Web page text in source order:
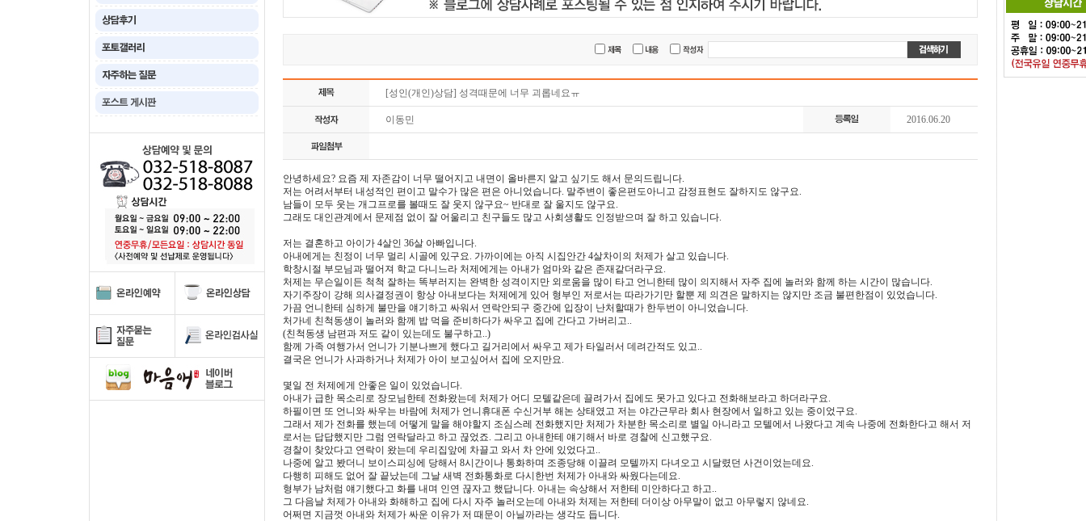
[성인(개인)상담] 성격때문에 너무 괴롭네요ㅠ
이동민 2016.06.20
안녕하세요? 요즘 제 자존감이 너무 떨어지고 내면이 올바른지 알고 싶기도 해서 문의드립니다.
저는 어려서부터 내성적인 편이고 말수가 많은 편은 아니었습니다. 말주변이 좋은편도아니고 감정표현도 잘하지도 않구요.
남들이 모두 웃는 개그프로를 볼때도 잘 웃지 않구요~ 반대로 잘 울지도 않구요.
그래도 대인관계에서 문제점 없이 잘 어울리고 친구들도 많고 사회생활도 인정받으며 잘 하고 있습니다.
저는 결혼하고 아이가 4살인 36살 아빠입니다.
아내에게는 친정이 너무 멀리 시골에 있구요. 가까이에는 아직 시집안간 4살차이의 처제가 살고 있습니다.
학창시절 부모님과 떨어져 학교 다니느라 처제에게는 아내가 엄마와 같은 존재같더라구요.
처제는 무슨일이든 척척 잘하는 똑부러지는 완벽한 성격이지만 외로움을 많이 타고 언니한테 많이 의지해서 자주 집에 놀러와 함께 하는 시간이 많습니다.
자기주장이 강해 의사결정권이 항상 아내보다는 처제에게 있어 형부인 저로서는 따라가기만 할뿐 제 의견은 말하지는 않지만 조금 불편한점이 있었습니다.
가끔 언니한테 심하게 불만을 얘기하고 싸워서 연락안되구 중간에 입장이 난처할때가 한두번이 아니었습니다.
처가네 친척동생이 놀러와 함께 밥 먹을 준비하다가 싸우고 집에 간다고 가버리고..
(친척동생 남편과 저도 같이 있는데도 불구하고..)
함께 가족 여행가서 언니가 기분나쁘게 했다고 길거리에서 싸우고 제가 타일러서 데려간적도 있고..
결국은 언니가 사과하거나 처제가 아이 보고싶어서 집에 오지만요.
몇일 전 처제에게 안좋은 일이 있었습니다.
아내가 급한 목소리로 장모님한테 전화왔는데 처제가 어디 모텔같은데 끌려가서 집에도 못가고 있다고 전화해보라고 하더라구요.
하필이면 또 언니와 싸우는 바람에 처제가 언니휴대폰 수신거부 해논 상태였고 저는 야간근무라 회사 현장에서 일하고 있는 중이었구요.
그래서 제가 전화를 했는데 어떻게 말을 해야할지 조심스레 전화했지만 처제가 차분한 목소리로 별일 아니라고 모텔에서 나왔다고 계속 나중에 전화한다고 해서 저
로서는 답답했지만 그럼 연락달라고 하고 끊었죠. 그리고 아내한테 얘기해서 바로 경찰에 신고했구요.
경찰이 찾았다고 연락이 왔는데 우리집앞에 차끌고 와서 차 안에 있었다고..
나중에 알고 봤더니 보이스피싱에 당해서 8시간이나 통화하며 조종당해 이끌려 모텔까지 다녀오고 시달렸던 사건이었는데요.
다행히 피해도 없어 잘 끝났는데 그날 새벽 전화통화로 다시한번 처제가 아내와 싸웠다는데요.
형부가 남처럼 얘기했다고 화를 내며 인연 끊자고 했답니다. 아내는 속상해서 저한테 미안하다고 하고..
그 다음날 처제가 아내와 화해하고 집에 다시 자주 놀러오는데 아내와 처제는 저한테 더이상 아무말이 없고 아무렇지 않네요.
어쩌면 지금껏 아내와 처제가 싸운 이유가 저 때문이 아닐까라는 생각도 듭니다.